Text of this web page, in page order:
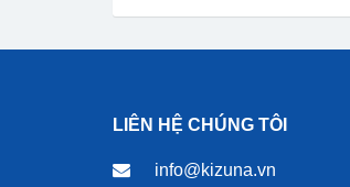
LIÊN HỆ CHÚNG TÔI
info@kizuna.vn